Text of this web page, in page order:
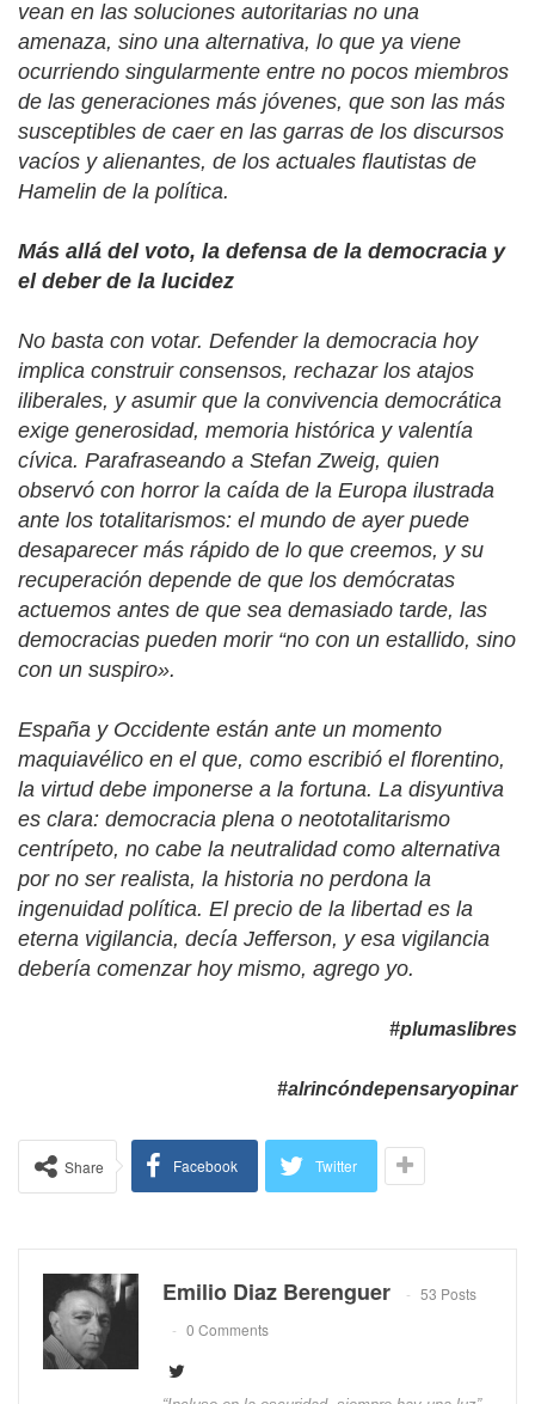
vean en las soluciones autoritarias no una
amenaza, sino una alternativa, lo que ya viene
ocurriendo singularmente entre no pocos miembros
de las generaciones más jóvenes, que son las más
susceptibles de caer en las garras de los discursos
vacíos y alienantes, de los actuales flautistas de
Hamelin de la política.
Más allá del voto, la defensa de la democracia y
el deber de la lucidez
No basta con votar. Defender la democracia hoy
implica construir consensos, rechazar los atajos
iliberales, y asumir que la convivencia democrática
exige generosidad, memoria histórica y valentía
cívica. Parafraseando a Stefan Zweig, quien
observó con horror la caída de la Europa ilustrada
ante los totalitarismos: el mundo de ayer puede
desaparecer más rápido de lo que creemos, y su
recuperación depende de que los demócratas
actuemos antes de que sea demasiado tarde, las
democracias pueden morir “no con un estallido, sino
con un suspiro».
España y Occidente están ante un momento
maquiavélico en el que, como escribió el florentino,
la virtud debe imponerse a la fortuna. La disyuntiva
es clara: democracia plena o neototalitarismo
centrípeto, no cabe la neutralidad como alternativa
por no ser realista, la historia no perdona la
ingenuidad política. El precio de la libertad es la
eterna vigilancia, decía Jefferson, y esa vigilancia
debería comenzar hoy mismo, agrego yo.
#plumaslibres
#alrincóndepensaryopinar
Share Facebook Twitter
Emilio Diaz Berenguer
53 Posts
0 Comments